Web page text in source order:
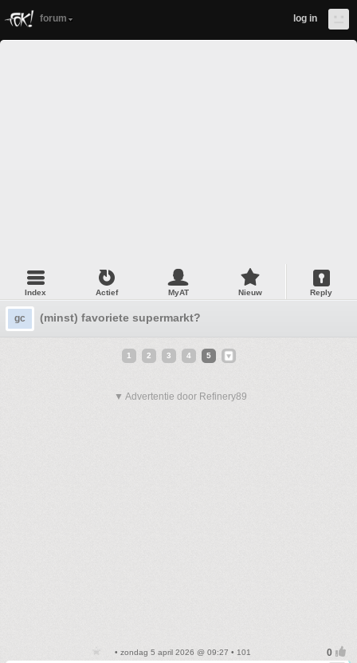
forum log in
Index Actief MyAT Nieuw Reply
gc (minst) favoriete supermarkt?
1 2 3 4 5
▼ Advertentie door Refinery89
• zondag 5 april 2026 @ 09:27 • 101